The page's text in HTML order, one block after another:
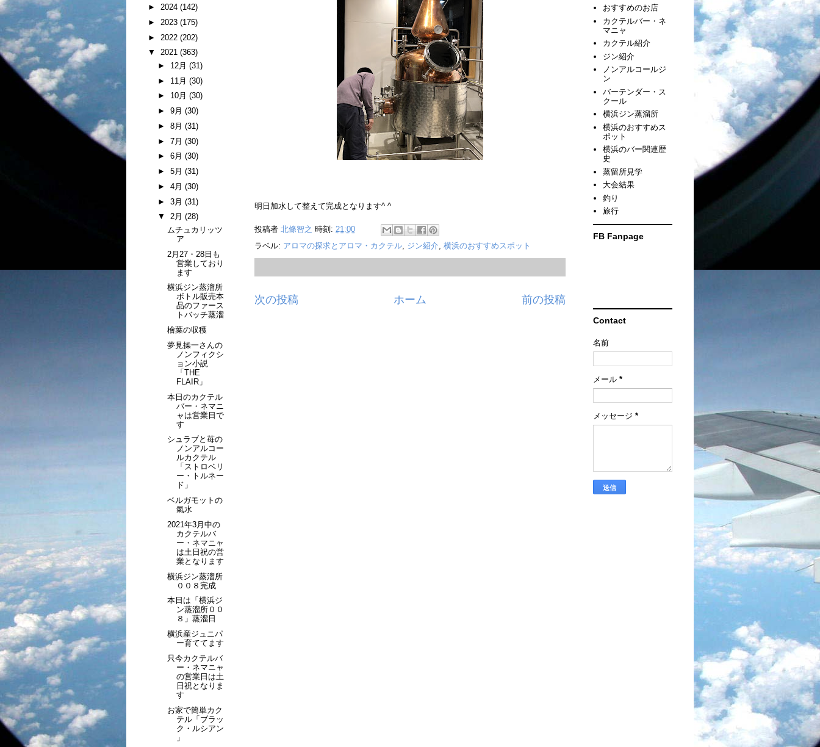
明日加水して整えて完成となります^ ^
投稿者 北條智之 時刻: 21:00
ラベル: アロマの探求とアロマ・カクテル ジン紹介 横浜のおすすめスポット
次の投稿 前の投稿
ホーム
► 2024 (142)
► 2023 (175)
► 2022 (202)
▼ 2021 (363)
► 12月 (31)
► 11月 (30)
► 10月 (30)
► 9月 (30)
► 8月 (31)
► 7月 (30)
► 6月 (30)
► 5月 (31)
► 4月 (30)
► 3月 (31)
▼ 2月 (28)
ムチュカリッツ
ア
2月27・28日も
営業しており
ます
横浜ジン蒸溜所
ボトル販売本
品のファース
トバッチ蒸溜
檜葉の収穫
夢見操一さんの
ノンフィクシ
ョン小説
「THE
FLAIR」
本日のカクテル
バー・ネマニ
ャは営業日で
す
シュラブと苺の
ノンアルコー
ルカクテル
「ストロベリ
ー・トルネー
ド」
ベルガモットの
氣水
2021年3月中の
カクテルバ
ー・ネマニャ
は土日祝の営
業となります
横浜ジン蒸溜所
００８完成
本日は「横浜ジ
ン蒸溜所００
８」蒸溜日
横浜産ジュニパ
ー育ててます
只今カクテルバ
ー・ネマニャ
の営業日は土
日祝となりま
す
お家で簡単カク
テル「ブラッ
ク・ルシアン
」
おすすめのお店
カクテルバー・ネ
マニャ
カクテル紹介
ジン紹介
ノンアルコールジ
ン
バーテンダー・ス
クール
横浜ジン蒸溜所
横浜のおすすめス
ポット
横浜のバー関連歴
史
蒸留所見学
大会結果
釣り
旅行
FB Fanpage
Contact
名前
メール *
メッセージ *